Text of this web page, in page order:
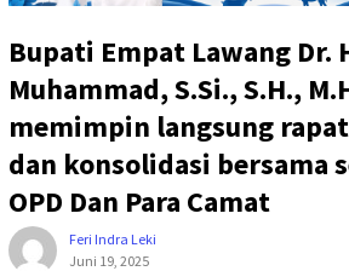
Bupati Empat Lawang Dr.
Muhammad, S.Si., S.H.,
memimpin langsung
dan konsolidasi bersama
OPD Dan Para Camat
Feri Indra Leki
Juni 19, 2025